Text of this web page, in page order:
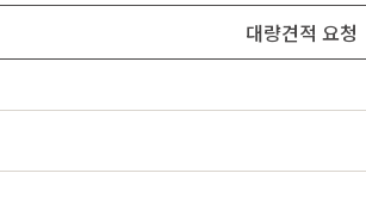
대량견적 요청